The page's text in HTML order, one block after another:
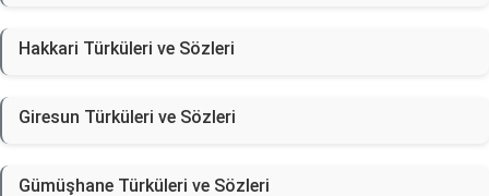
Hakkari Türküleri ve Sözleri
Giresun Türküleri ve Sözleri
Gümüşhane Türküleri ve Sözleri